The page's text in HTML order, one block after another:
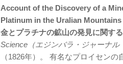
Account of the Discovery of a
Platinum in the Uralian Mountains
金とプラチナの鉱山の発見に関する
Science（エジンバラ・ジャーナル
（1826年）。 有名なプロイセン